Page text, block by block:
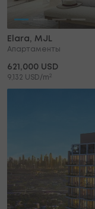
Elara, MJL
Апартаменты
621,000 USD
9,132 USD/m2